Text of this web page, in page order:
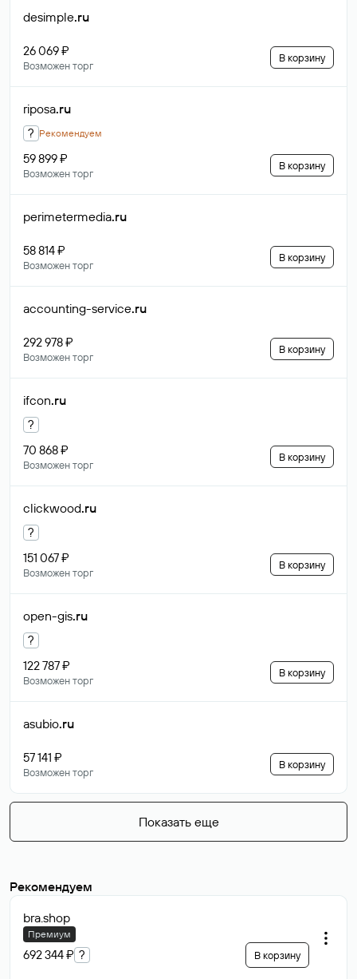
desimple.ru
26 069 ₽
Возможен торг
В корзину
riposa.ru
? Рекомендуем
59 899 ₽
Возможен торг
В корзину
perimetermedia.ru
58 814 ₽
Возможен торг
В корзину
accounting-service.ru
292 978 ₽
Возможен торг
В корзину
ifcon.ru
?
70 868 ₽
Возможен торг
В корзину
clickwood.ru
?
151 067 ₽
Возможен торг
В корзину
open-gis.ru
?
122 787 ₽
Возможен торг
В корзину
asubio.ru
57 141 ₽
Возможен торг
В корзину
Показать еще
Рекомендуем
bra.shop
Премиум
692 344 ₽ ? В корзину